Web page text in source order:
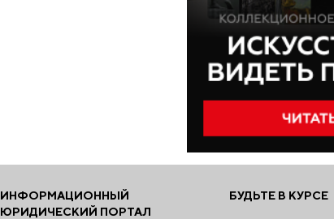
ИНФОРМАЦИОННЫЙ
ЮРИДИЧЕСКИЙ ПОРТАЛ
БУДЬТЕ В КУРСЕ